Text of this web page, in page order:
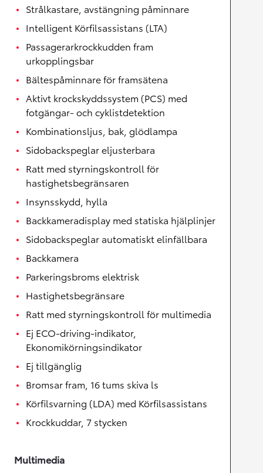
Strålkastare, avstängning påminnare
Intelligent Körfilsassistans (LTA)
Passagerarkrockkudden fram
urkopplingsbar
Bältespåminnare för framsätena
Aktivt krockskyddssystem (PCS) med
fotgängar- och cyklistdetektion
Kombinationsljus, bak, glödlampa
Sidobackspeglar eljusterbara
Ratt med styrningskontroll för
hastighetsbegränsaren
Insynsskydd, hylla
Backkameradisplay med statiska hjälplinjer
Sidobackspeglar automatiskt elinfällbara
Backkamera
Parkeringsbroms elektrisk
Hastighetsbegränsare
Ratt med styrningskontroll för multimedia
Ej ECO-driving-indikator,
Ekonomikörningsindikator
Ej tillgänglig
Bromsar fram, 16 tums skiva ls
Körfilsvarning (LDA) med Körfilsassistans
Krockkuddar, 7 stycken
Multimedia